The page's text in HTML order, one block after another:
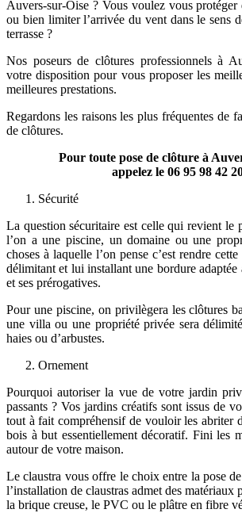
Auvers-sur-Oise ? Vous voulez vous protéger
ou bien limiter l’arrivée du vent dans le sens
terrasse ?
Nos poseurs de clôtures professionnels à
votre disposition pour vous proposer les
meilleures prestations.
Regardons les raisons les plus fréquentes de
de clôtures.
Pour toute pose de clôture à
appelez le 06 95 98 42
Sécurité
La question sécuritaire est celle qui revient le
l’on a une piscine, un domaine ou une
choses à laquelle l’on pense c’est rendre
délimitant et lui installant une bordure
et ses prérogatives.
Pour une piscine, on privilègera les clôtures
une villa ou une propriété privée sera
haies ou d’arbustes.
Ornement
Pourquoi autoriser la vue de votre jardin
passants ? Vos jardins créatifs sont issus de
tout à fait compréhensif de vouloir les abriter
bois à but essentiellement décoratif. Fini les
autour de votre maison.
Le claustra vous offre le choix entre la pose
l’installation de claustras admet des matériaux
la brique creuse, le PVC ou le plâtre en fibre